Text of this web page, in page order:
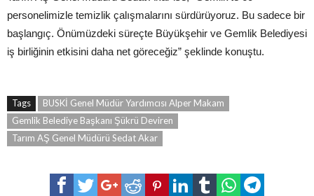
personelimizle temizlik çalışmalarını sürdürüyoruz. Bu sadece bir
başlangıç. Önümüzdeki süreçte Büyükşehir ve Gemlik Belediyesi
iş birliğinin etkisini daha net göreceğiz” şeklinde konuştu.
Tags
BUSKİ Genel Müdür Yardımcısı Alper Makam
Gemlik Belediye Başkanı Şükrü Deviren
Tarım AŞ Genel Müdürü Sedat Akar